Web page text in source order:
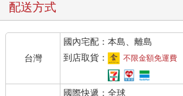
配送方式
台灣
國內宅配：本島、離島
到店取貨：
不限金額免運費
國際快遞：全球